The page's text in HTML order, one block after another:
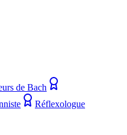
de Bach
Réflexologue